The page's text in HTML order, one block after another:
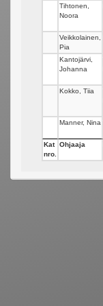
Tihtonen,
Noora
Veikkolainen,
Pia
Kantojärvi,
Johanna
Kokko, Tiia
Manner, Nina
Kat
nro.
Ohjaaja